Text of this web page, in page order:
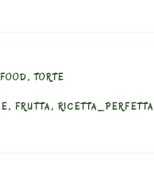
FOOD,TORTE
, FRUTTA, RICETTA_PERFETTA